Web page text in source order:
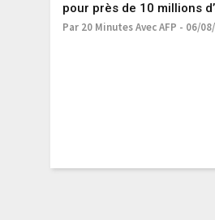
pour près de 10 millions
Par 20 Minutes Avec AFP - 06/